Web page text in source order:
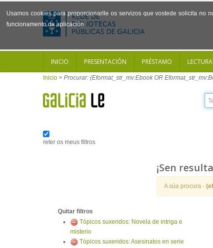
Usamos cookies para proporcionarlle os servizos que vostede solicita no
funcionamento da aplicación.
INICIO PRESENTACIÓN PRÉSTAMO LECTURA
Inicio > Procurar: (Eformat_str_mv:Ebook OR
reter os meus filtros
¡Sen
A súa procura -
Quitar filtros
Tópicos suxeridos: Novela de intriga e
misterio
Tópicos suxeridos: Asesinatos en serie